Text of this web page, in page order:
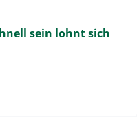
sein lohnt sich